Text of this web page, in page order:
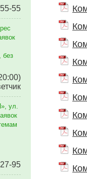
55
без
ул.
95